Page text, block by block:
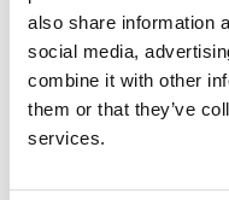
also share information
social media,
combine it with other
them or that they’ve
services.
Tom. XVII-
Ed. J.